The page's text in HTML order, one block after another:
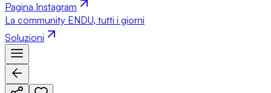
Pagina Instagram
La community ENDU, tutti i giorni
Soluzioni